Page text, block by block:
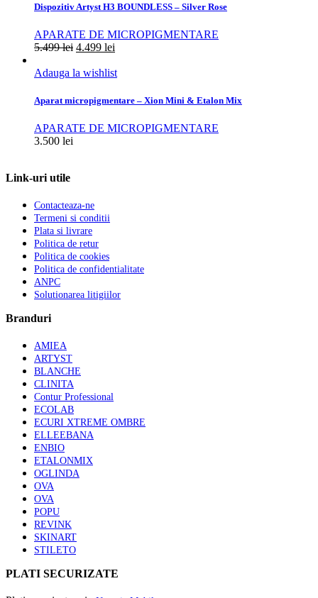
Dispozitiv Artyst H3 BOUNDLESS – Silver Rose
APARATE DE MICROPIGMENTARE
5.499lei 4.499 lei
Adauga la wishlist
Aparat micropigmentare – Xion Mini & Etalon Mix
APARATE DE MICROPIGMENTARE
3.500 lei
Link-uri utile
Contacteaza-ne
Termeni si conditii
Plata si livrare
Politica de retur
Politica de cookies
Politica de confidentialitate
ANPC
Solutionarea litigiilor
Branduri
AMIEA
ARTYST
BLANCHE
CLINITA
Contur Professional
ECOLAB
ECURI XTREME OMBRE
ELLEEBANA
ENBIO
ETALONMIX
OGLINDA
OVA
OVA
POPU
REVINK
SKINART
STILETO
PLATI SECURIZATE